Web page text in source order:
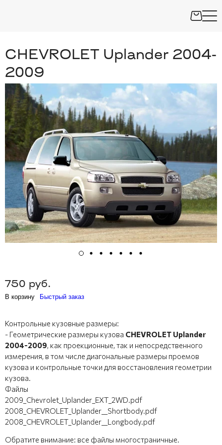
CHEVROLET Uplander 2004-
2009
750 руб.
В корзину Быстрый заказ
Контрольные кузовные размеры:
- Геометрические размеры кузова CHEVROLET Uplander
2004-2009, как проекционные, так и непосредственного
измерения, в том числе диагональные размеры проемов
кузова и контрольные точки для восстановления геометрии
кузова.
Файлы
2009_Chevrolet_Uplander_EXT_2WD.pdf
2008_CHEVROLET_Uplander__Shortbody.pdf
2008_CHEVROLET_Uplander__Longbody.pdf
Обратите внимание: все файлы многостраничные.